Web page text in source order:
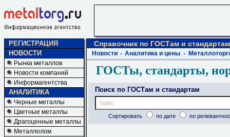
РЕГИСТРАЦИЯ
НОВОСТИ
Рынка металлов
Новости компаний
Информагентства
АНАЛИТИКА
Черные металлы
Цветные металлы
Драгоценные металлы
Металлолом
Справочник по ГОСТам и стандартам
Новости Аналитика и цены
ГОСТы, стандарты,
Поиск по ГОСТам и стандартам
Сортировать по дате по